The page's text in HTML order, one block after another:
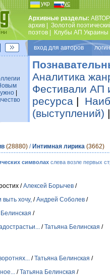
укр рус
Архивные разделы:
архив
Золотой
поэтов
Клубы АП Украины
вход для авторов
|
Аналитика
Фестивали АП
ресурса |
(выступлений)
(28880) / Интимная лирика (3662)
символахслева возле первых
/Алексей Борычев /
хочу, /Андрей Соболев /
/
/Татьяна Белинская /
/Татьяна Белинская /
/Татьяна Белинская /